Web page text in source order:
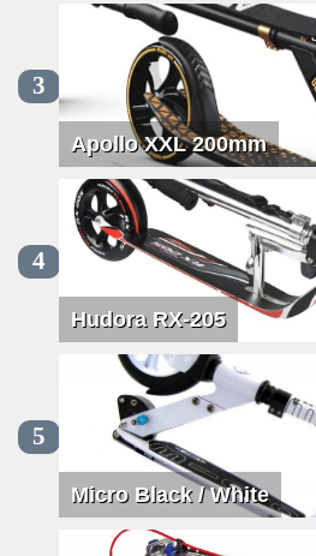
3
Apollo XXL 200mm
4
Hudora RX-205
5
Micro Black / White